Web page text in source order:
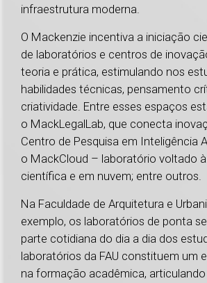
infraestrutura moderna.
O Mackenzie incentiva a iniciação
de laboratórios e centros de
teoria e prática, estimulando nos
habilidades técnicas, pensamento
criatividade. Entre esses espaços
o MackLegalLab, que conecta
Centro de Pesquisa em Inteligência
o MackCloud – laboratório voltado
científica e em nuvem; entre outros.
Na Faculdade de Arquitetura e
exemplo, os laboratórios de ponta
parte cotidiana do dia a dia dos
laboratórios da FAU constituem um
na formação acadêmica,